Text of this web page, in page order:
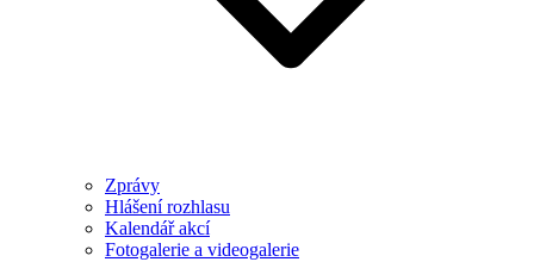
Zprávy
Hlášení rozhlasu
Kalendář akcí
Fotogalerie a videogalerie